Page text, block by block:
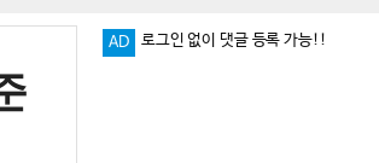
AD 다양한 지식 공유를 원한다면 '무카스